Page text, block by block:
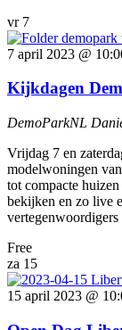
vr 7
7 april 2023 @
Kijkdagen
DemoParkNL
Vrijdag 7 en
modelwoningen
tot compacte
bekijken en zo live
Free
za 15
15 april 2023 @